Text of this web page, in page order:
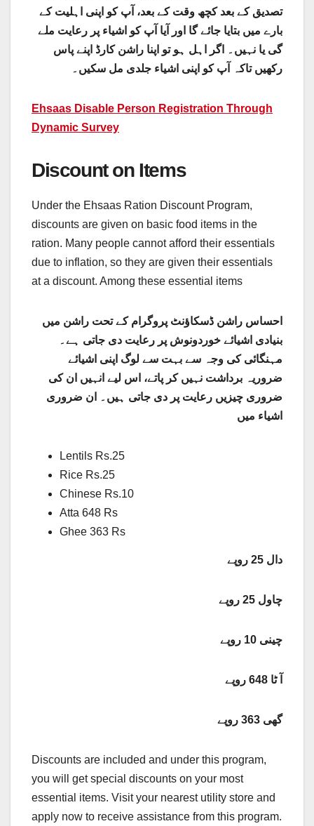
تصدیق کے بعد کچھ وقت کے بعد، آپ کو اپنی اہلیت کے
بارے میں بتایا جائے گا اور آیا آپ کو اشیاء پر رعایت ملے
گی یا نہیں۔ اگر اہل ہو تو اپنا راشن کارڈ اپنے پاس
رکھیں تاکہ آپ کو اپنی اشیاء جلدی مل سکیں۔
Ehsaas Disable Person Registration Through
Dynamic Survey
Discount on Items
Under the Ehsaas Ration Discount Program,
discounts are given on basic food items in the
ration. Many people cannot afford their essentials
due to inflation, so they are given their essentials
at a discount. Among these essential items
احساس راشن ڈسکاؤنٹ پروگرام کے تحت راشن میں
بنیادی اشیائے خوردونوش پر رعایت دی جاتی ہے۔
مہنگائی کی وجہ سے بہت سے لوگ اپنی اشیائے
ضروریہ برداشت نہیں کر پاتے، اس لیے انہیں ان کی
ضروری چیزیں رعایت پر دی جاتی ہیں۔ ان ضروری
اشیاء میں
Lentils Rs.25
Rice Rs.25
Chinese Rs.10
Atta 648 Rs
Ghee 363 Rs
دال 25 روپے
چاول 25 روپے
چینی 10 روپے
آ ٹا 648 روپے
گھی 363 روپے
Discounts are included and under this program,
you will get special discounts on your most
essential items. Visit your nearest utility store and
apply now to receive assistance from this program.